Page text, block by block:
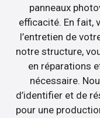
panneaux
efficacité. En fait,
l’entretien de
notre structure,
en réparations
nécessaire.
d’identifier et de
pour une